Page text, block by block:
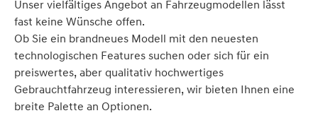
Unser vielfältiges Angebot an Fahrzeugmodellen lässt
fast keine Wünsche offen.
Ob Sie ein brandneues Modell mit den neuesten
technologischen Features suchen oder sich für ein
preiswertes, aber qualitativ hochwertiges
Gebrauchtfahrzeug interessieren, wir bieten Ihnen eine
breite Palette an Optionen.